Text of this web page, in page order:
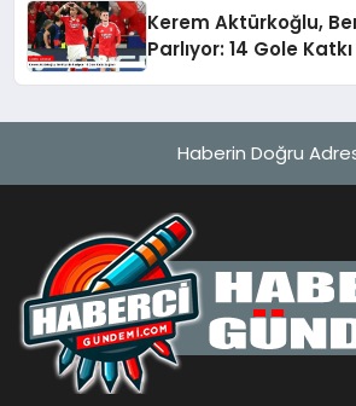
Kerem Aktürkoğlu,
Parlıyor: 14 Gole
Haberin Doğru